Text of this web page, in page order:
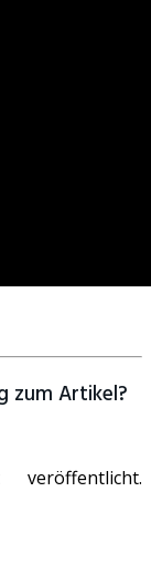
zum Artikel?